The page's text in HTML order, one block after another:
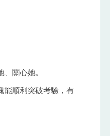
關心她。
能順利突破考驗，有